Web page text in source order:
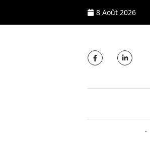
8 Août 2026